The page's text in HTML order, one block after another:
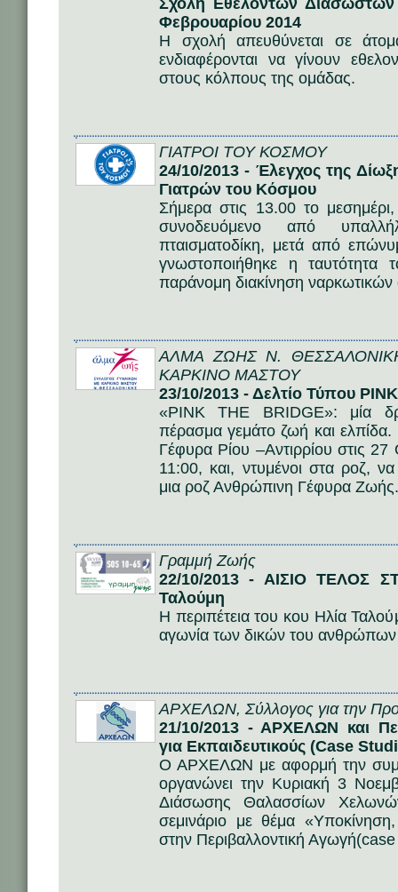
Σχολή Εθελοντών
Φεβρουαρίου 2014
Η σχολή απευθύνεται σε
ενδιαφέρονται να γίνουν
στους κόλπους της ομάδας.
ΓΙΑΤΡΟΙ ΤΟΥ ΚΟΣΜΟΥ
24/10/2013 - Έλεγχος της
Γιατρών του Κόσμου
Σήμερα στις 13.00 το
συνοδευόμενο από
πταισματοδίκη, μετά από
γνωστοποιήθηκε η ταυτότητα
παράνομη διακίνηση
ΑΛΜΑ ΖΩΗΣ Ν.
ΚΑΡΚΙΝΟ ΜΑΣΤΟΥ
23/10/2013 - Δελτίο Τύπου
«PINK THE BRIDGE»: μία
πέρασμα γεμάτο ζωή και ελπίδα.
Γέφυρα Ρίου –Αντιρρίου στις
11:00, και, ντυμένοι στα ροζ,
μια ροζ Ανθρώπινη Γέφυρα Ζωής.
Γραμμή Ζωής
22/10/2013 - ΑΙΣΙΟ ΤΕΛΟΣ
Ταλούμη
Η περιπέτεια του κου Ηλία
αγωνία των δικών του
ΑΡΧΕΛΩΝ, Σύλλογος για την
21/10/2013 - ΑΡΧΕΛΩΝ και
για Εκπαιδευτικούς (Case
Ο ΑΡΧΕΛΩΝ με αφορμή την
οργανώνει την Κυριακή 3
Διάσωσης Θαλασσίων
σεμινάριο με θέμα «Υποκίνηση,
στην Περιβαλλοντική